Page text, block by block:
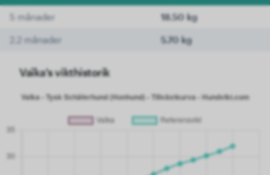
5 månader 18.50 kg
2.2 månader 5.70 kg
Vaïka's vikthistorik